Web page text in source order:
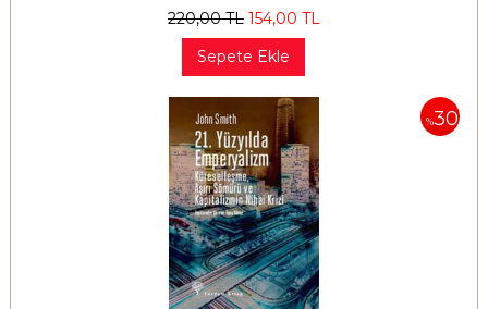
220,00TL 154,00 TL
Sepete Ekle
%30